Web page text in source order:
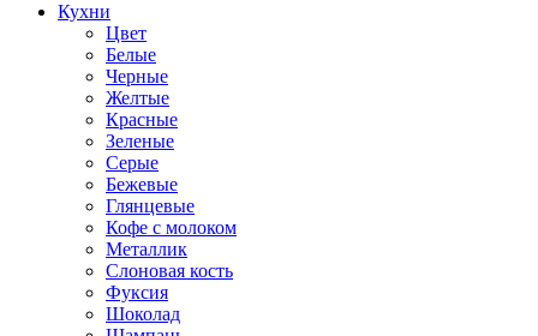
Кухни
Цвет
Белые
Черные
Желтые
Красные
Зеленые
Серые
Бежевые
Глянцевые
Кофе с молоком
Металлик
Слоновая кость
Фуксия
Шоколад